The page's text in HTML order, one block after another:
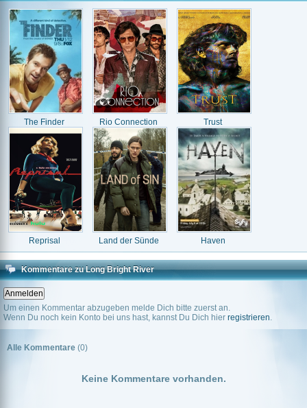
The Finder Rio Connection Trust
Reprisal Land der Sünde Haven
Kommentare zu Long Bright River
Um einen Kommentar abzugeben melde Dich bitte zuerst an.
Wenn Du noch kein Konto bei uns hast, kannst Du Dich hier registrieren.
Alle Kommentare (0)
Keine Kommentare vorhanden.